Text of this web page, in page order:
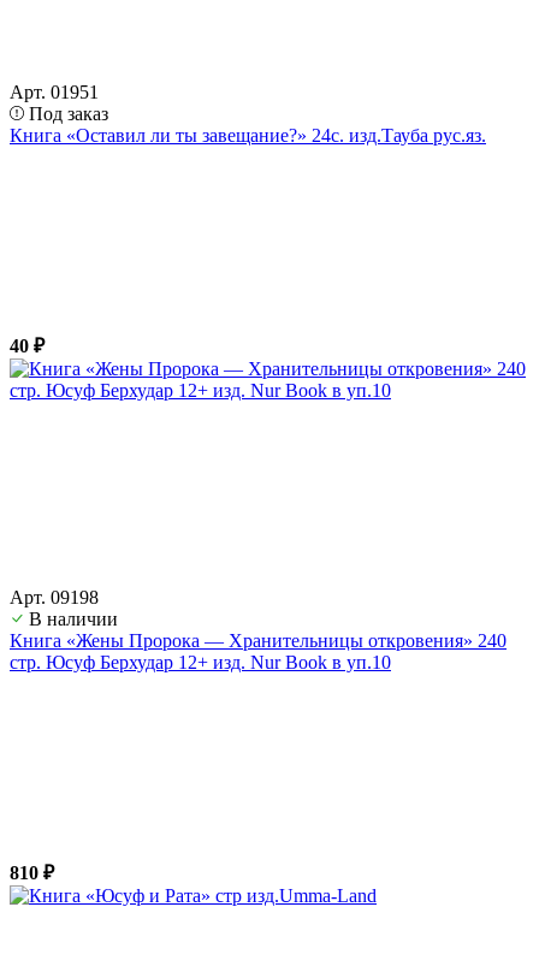
Арт. 01951
Под заказ
Книга «Оставил ли ты завещание?» 24с. изд.Тауба рус.яз.
40 ₽
Арт. 09198
В наличии
Книга «Жены Пророка — Хранительницы откровения» 240
стр. Юсуф Берхудар 12+ изд. Nur Book в уп.10
810 ₽